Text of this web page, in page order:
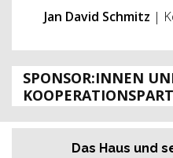
Jan David Schmitz |
SPONSOR:INNEN
Das Haus und